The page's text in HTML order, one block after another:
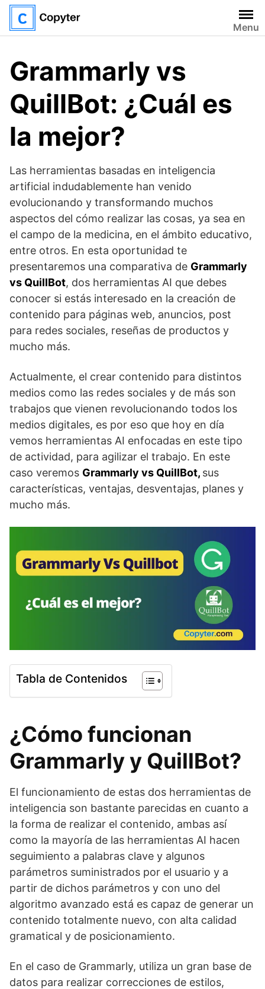
Saltar
contenido
Menu
Grammarly vs
QuillBot: ¿Cuál es
la mejor?
Las herramientas basadas en inteligencia
artificial indudablemente han venido
evolucionando y transformando muchos
aspectos del cómo realizar las cosas, ya sea en
el campo de la medicina, en el ámbito educativo,
entre otros. En esta oportunidad te
presentaremos una comparativa de Grammarly
vs QuillBot, dos herramientas AI que debes
conocer si estás interesado en la creación de
contenido para páginas web, anuncios, post
para redes sociales, reseñas de productos y
mucho más.
Actualmente, el crear contenido para distintos
medios como las redes sociales y de más son
trabajos que vienen revolucionando todos los
medios digitales, es por eso que hoy en día
vemos herramientas AI enfocadas en este tipo
de actividad, para agilizar el trabajo. En este
caso veremos Grammarly vs QuillBot, sus
características, ventajas, desventajas, planes y
mucho más.
Tabla de Contenidos
¿Cómo funcionan
Grammarly y QuillBot?
El funcionamiento de estas dos herramientas de
inteligencia son bastante parecidas en cuanto a
la forma de realizar el contenido, ambas así
como la mayoría de las herramientas AI hacen
seguimiento a palabras clave y algunos
parámetros suministrados por el usuario y a
partir de dichos parámetros y con uno del
algoritmo avanzado está es capaz de generar un
contenido totalmente nuevo, con alta calidad
gramatical y de posicionamiento.
En el caso de Grammarly, utiliza un gran base de
datos para realizar correcciones de estilos,